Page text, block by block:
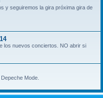
y seguiremos la gira próxima gira de
los nuevos conciertos. NO abrir si
Mode.